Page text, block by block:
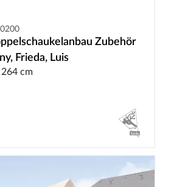
Zubehör
Frieda, Luis
264 cm